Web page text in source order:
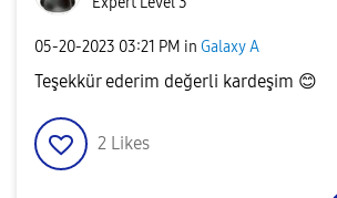
‎05-20-2023 03:21 PM in Galaxy A
Teşekkür ederim değerli kardeşim 😊
2 Likes